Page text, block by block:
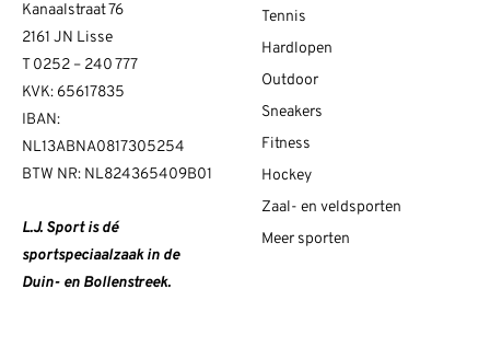
Kanaalstraat 76
2161 JN Lisse
T0252 – 240 777
KVK: 65617835
IBAN:
NL13ABNA0817305254
BTW NR: NL824365409B01
L.J. Sport is dé
sportspeciaalzaak in de
Duin- en Bollenstreek.
Tennis
Hardlopen
Outdoor
Sneakers
Fitness
Hockey
Zaal- en veldsporten
Meer sporten